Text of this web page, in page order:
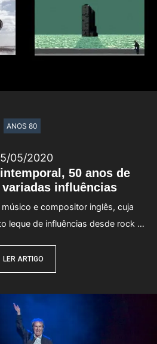
50 anos de
influências
05/2020
e compositor inglês, cuja
leque de influências desde rock …
LER ARTIGO
ANOS 80